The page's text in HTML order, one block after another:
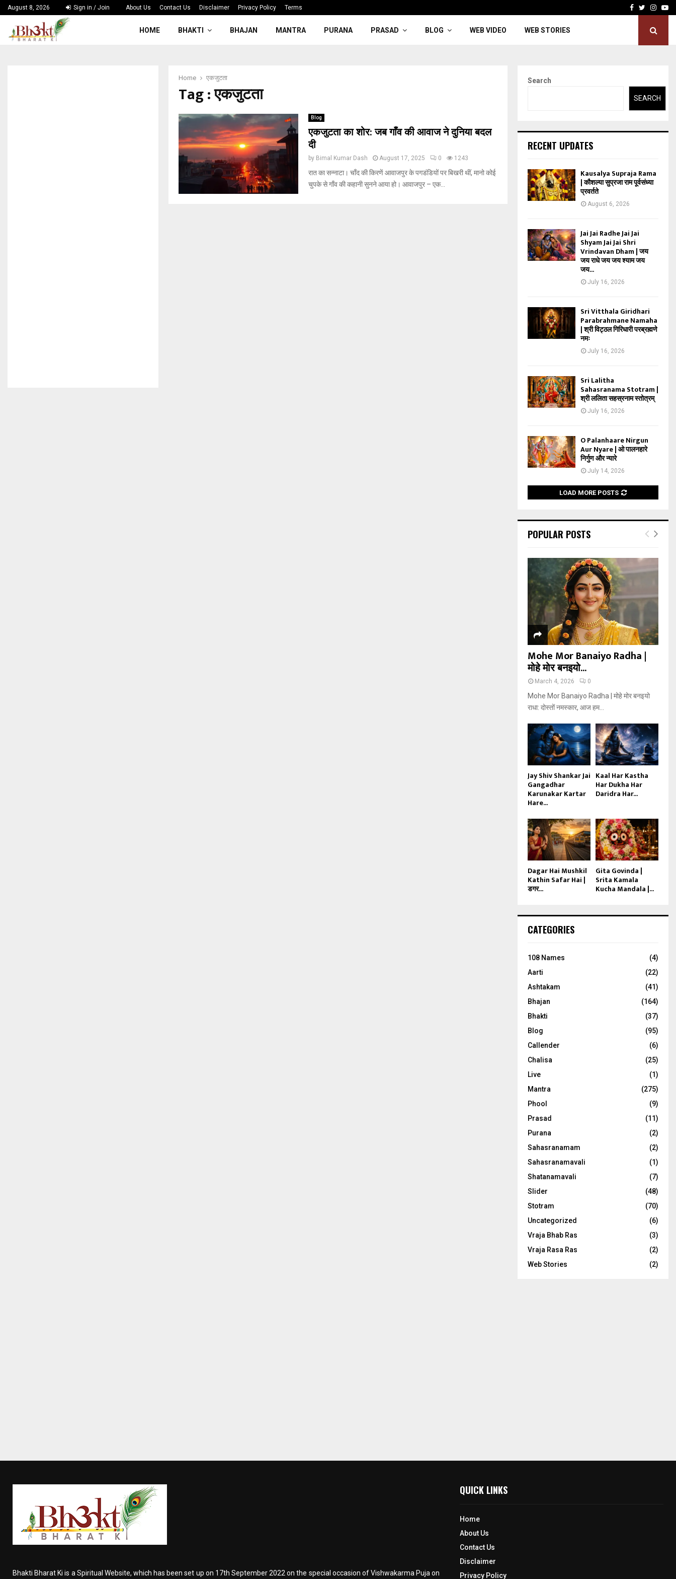
August 8, 2026 Sign in / Join About Us Contact Us Disclaimer Privacy Policy Terms Facebook
Twitter
HOME BHAKTI BHAJAN MANTRA PURANA PRASAD BLOG WEB VIDEO WEB STORIES
Home एकजुटता
Tag : एकजुटता
Blog
एकजुटता का शोर: जब गाँव की आवाज ने दुनिया बदल
दी
by Bimal Kumar Dash August 17, 2025 0 1243
रात का सन्नाटा। चाँद की किरणें आवाजपुर के पगडंडियों पर बिखरी थीं, मानो कोई
चुपके से गाँव की कहानी सुनने आया हो। आवाजपुर – एक...
Search
SEARCH
RECENT UPDATES
Kausalya Supraja Rama
| कौशल्या सुप्रजा राम पूर्वसंध्या
प्रवर्तते
August 6, 2026
Jai Jai Radhe Jai Jai
Shyam Jai Jai Shri
Vrindavan Dham | जय
जय राधे जय जय श्याम जय
जय...
July 16, 2026
Sri Vitthala Giridhari
Parabrahmane Namaha
| श्री विट्ठल गिरिधारी परब्रह्मणे
नमः
July 16, 2026
Sri Lalitha
Sahasranama Stotram |
श्री ललिता सहस्रनाम स्तोत्रम्
July 16, 2026
O Palanhaare Nirgun
Aur Nyare | ओ पालनहारे
निर्गुण और न्यारे
July 14, 2026
LOAD MORE POSTS
POPULAR POSTS
Mohe Mor Banaiyo Radha |
मोहे मोर बनइयो...
March 4, 2026 0
Mohe Mor Banaiyo Radha | मोहे मोर बनइयो
राधा: दोस्तों नमस्कार, आज हम...
Jay Shiv Shankar Jai
Gangadhar
Karunakar Kartar
Hare...
Kaal Har Kastha
Har Dukha Har
Daridra Har...
Dagar Hai Mushkil
Kathin Safar Hai |
डगर...
Gita Govinda |
Srita Kamala
Kucha Mandala |...
CATEGORIES
108 Names
(4)
Aarti
(22)
Ashtakam
(41)
Bhajan
(164)
Bhakti
(37)
Blog
(95)
Callender
(6)
Chalisa
(25)
Live
(1)
Mantra
(275)
Phool
(9)
Prasad
(11)
Purana
(2)
Sahasranamam
(2)
Sahasranamavali
(1)
Shatanamavali
(7)
Slider
(48)
Stotram
(70)
Uncategorized
(6)
Vraja Bhab Ras
(3)
Vraja Rasa Ras
(2)
Web Stories
(2)
Bhakti Bharat Ki is a Spiritual Website, which has been set up on 17th September 2022 on the special occasion of Vishwakarma Puja on
QUICK LINKS
Home
About Us
Contact Us
Disclaimer
Privacy Policy